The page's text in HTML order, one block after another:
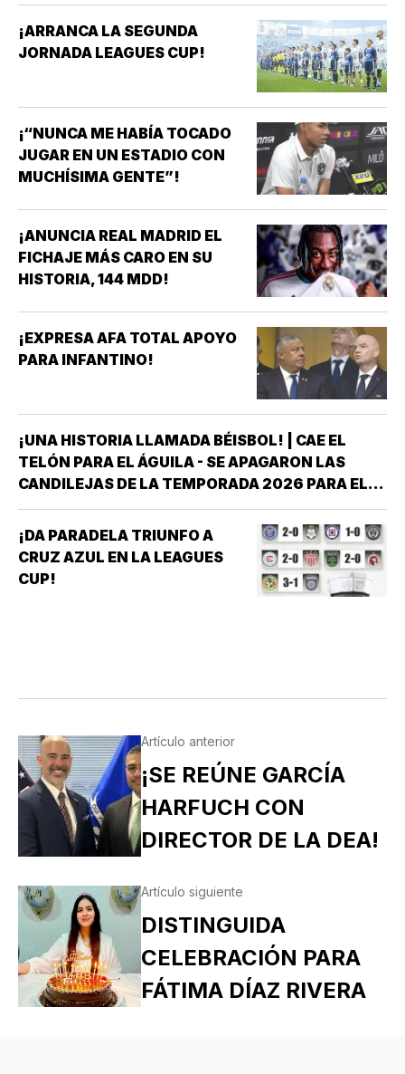
¡ARRANCA LA SEGUNDA
JORNADA LEAGUES CUP!
¡“NUNCA ME HABÍA TOCADO
JUGAR EN UN ESTADIO CON
MUCHÍSIMA GENTE”!
¡ANUNCIA REAL MADRID EL
FICHAJE MÁS CARO EN SU
HISTORIA, 144 MDD!
¡EXPRESA AFA TOTAL APOYO
PARA INFANTINO!
¡UNA HISTORIA LLAMADA BÉISBOL! | CAE EL
TELÓN PARA EL ÁGUILA - SE APAGARON LAS
CANDILEJAS DE LA TEMPORADA 2026 PARA EL
ÁGUILA DE VERACRUZ *LA NOVENA JAROCHA
CERRÓ SU CALENDARIO CON UNA VICTORIA DE
10-6 SOBRE PERICOS DE PUEBLA, PERO EL
TRIUNFO YA NO…
¡DA PARADELA TRIUNFO A
CRUZ AZUL EN LA LEAGUES
CUP!
Artículo anterior
¡SE REÚNE GARCÍA
HARFUCH CON
DIRECTOR DE LA DEA!
Artículo siguiente
DISTINGUIDA
CELEBRACIÓN PARA
FÁTIMA DÍAZ RIVERA